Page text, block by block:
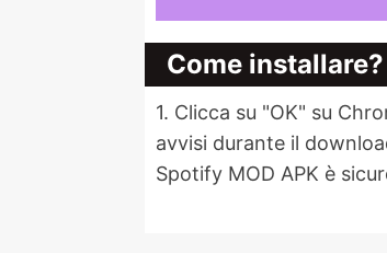
Come installare?
1. Clicca su "OK" su
avvisi durante il
Spotify MOD APK è